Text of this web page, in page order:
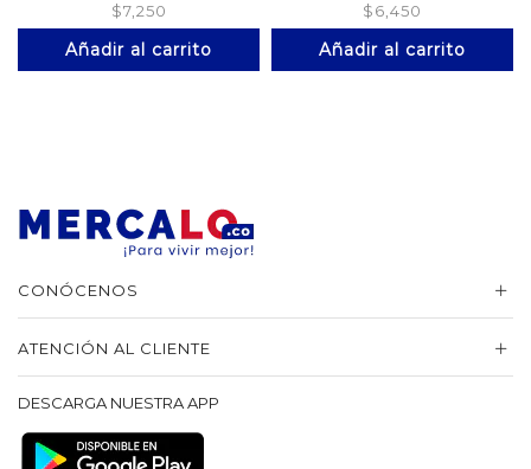
$7,250
Añadir al carrito
$6,450
Añadir al carrito
CONÓCENOS
ATENCIÓN AL CLIENTE
DESCARGA NUESTRA APP